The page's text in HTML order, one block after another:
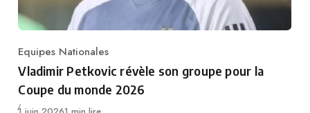
Category
Equipes Nationales
Vladimir Petkovic révèle son groupe pour la
Coupe du monde 2026